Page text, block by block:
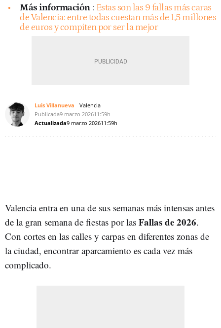
Más información : Estas son las 9 fallas más caras
de Valencia: entre todas cuestan más de 1,5 millones
de euros y compiten por ser la mejor
Luis Villanueva
Valencia
Publicada9 marzo 202611:59h
Actualizada9 marzo 202611:59h
Valencia entra en una de sus semanas más intensas antes
de la gran semana de fiestas por las Fallas de 2026.
Con cortes en las calles y carpas en diferentes zonas de
la ciudad, encontrar aparcamiento es cada vez más
complicado.